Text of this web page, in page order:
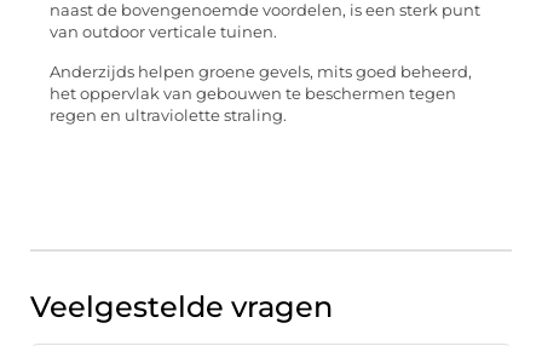
naast de bovengenoemde voordelen, is een sterk punt
van outdoor verticale tuinen.
Anderzijds helpen groene gevels, mits goed beheerd,
het oppervlak van gebouwen te beschermen tegen
regen en ultraviolette straling.
Veelgestelde vragen